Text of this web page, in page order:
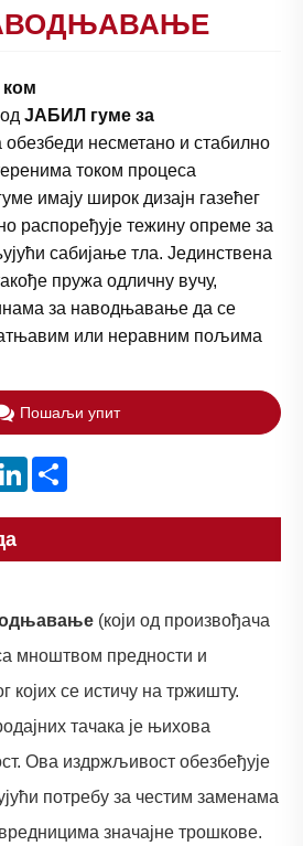
ком
ЈАБИЛ гуме за
обезбеди несметано и стабилно
током процеса
имају широк дизајн газећег
распоређује тежину опреме за
сабијање тла. Јединствена
пружа одличну вучу,
за наводњавање да се
или неравним пољима
Пошаљи упит
LinkedIn
(који од произвођача
мноштвом предности и
којих се истичу на тржишту.
тачака је њихова
Ова издржљивост обезбеђује
потребу за честим заменама
значајне трошкове.